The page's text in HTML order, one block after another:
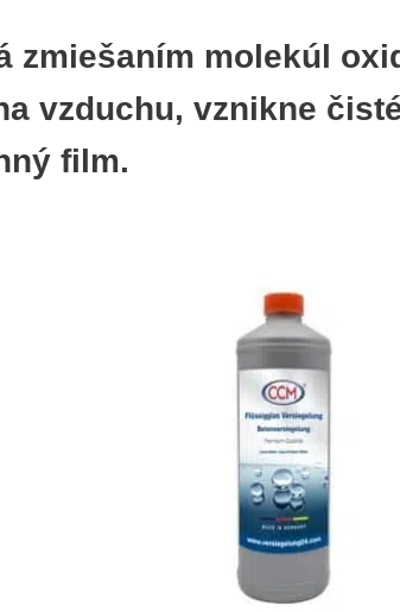
zmiešaním molekúl
vzduchu, vznikne
film.